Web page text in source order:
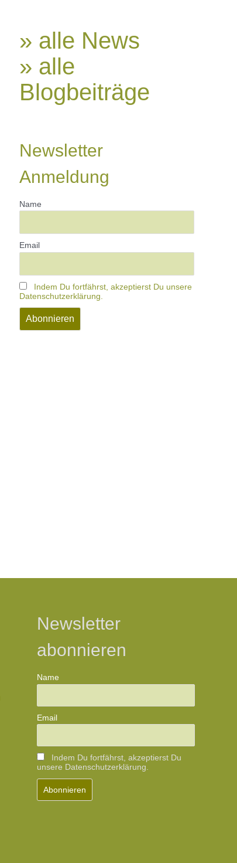
» alle News
» alle
Blogbeiträge
Newsletter
Anmeldung
Name
Email
Indem Du fortfährst, akzeptierst Du unsere
Datenschutzerklärung.
Newsletter
abonnieren
Name
Email
Indem Du fortfährst, akzeptierst Du
unsere Datenschutzerklärung.